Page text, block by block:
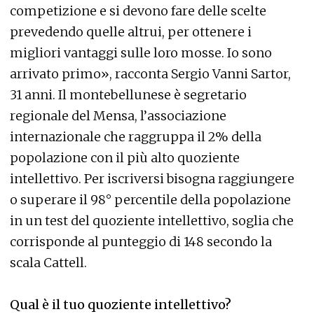
competizione e si devono fare delle scelte
prevedendo quelle altrui, per ottenere i
migliori vantaggi sulle loro mosse. Io sono
arrivato primo», racconta Sergio Vanni Sartor,
31 anni. Il montebellunese è segretario
regionale del Mensa, l’associazione
internazionale che raggruppa il 2% della
popolazione con il più alto quoziente
intellettivo. Per iscriversi bisogna raggiungere
o superare il 98° percentile della popolazione
in un test del quoziente intellettivo, soglia che
corrisponde al punteggio di 148 secondo la
scala Cattell.
Qual è il tuo quoziente intellettivo?